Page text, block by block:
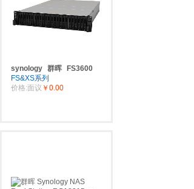
synology 群晖
FS3600
FS&XS系列
价格:面议 ￥0.00